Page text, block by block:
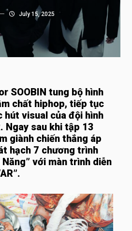
July 15, 2025
SOOBIN tung bộ hình
chất hiphop, tiếp tục
hút visual của đội hình
Ngay sau khi tập 13
giành chiến thắng áp
hạch 7 chương trình
Năng” với màn trình diễn